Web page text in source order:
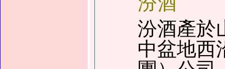
汾酒產於
中盆地西